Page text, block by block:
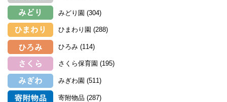
みどり園 (304)
ひまわり園 (288)
ひろみ (114)
さくら保育園 (195)
みぎわ園 (511)
寄附物品 (287)